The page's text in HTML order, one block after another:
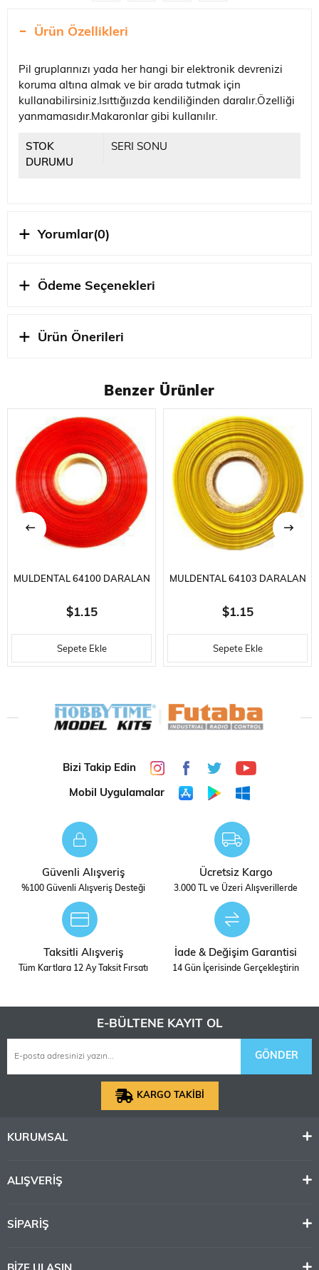
Ürün Özellikleri
Pil gruplarınızı yada her hangi bir elektronik devrenizi
koruma altına almak ve bir arada tutmak için
kullanabilirsiniz.Isıttığıızda kendiliğinden daralır.Özelliği
yanmamasıdır.Makaronlar gibi kullanılır.
STOK
DURUMU
SERI SONU
Yorumlar(0)
Ödeme Seçenekleri
Ürün Önerileri
Benzer Ürünler
MULDENTAL 64100 DARALAN
ŞIRINK-68 MM-ŞEFFAF
KIRMIZI-YANMAZ-1
$1.15
Sepete Ekle
MULDENTAL 64103 DARALAN
ŞIRINK-68 MM-ŞEFFAF SARI-
YANMAZ-100
$1.15
Sepete Ekle
Bizi Takip Edin
Mobil Uygulamalar
Güvenli Alışveriş
%100 Güvenli Alışveriş Desteği
Ücretsiz Kargo
3.000 TL ve Üzeri Alışverillerde
Taksitli Alışveriş
Tüm Kartlara 12 Ay Taksit Fırsatı
İade & Değişim Garantisi
14 Gün İçerisinde Gerçekleştirin
E-BÜLTENE KAYIT OL
GÖNDER
KARGO TAKİBİ
KURUMSAL
ALIŞVERİŞ
SİPARİŞ